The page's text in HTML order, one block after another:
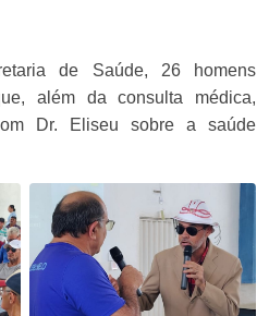
de Saúde, 26 homens
além da consulta médica,
Dr. Eliseu sobre a saúde